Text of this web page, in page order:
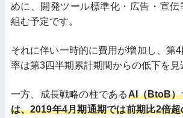
めに、開発ツール標準化・広告・宣伝
組む予定です。
それに伴い一時的に費用が増加し、第
率は第3四半期累計期間からの低下を見
一方、成長戦略の柱であるAI（BtoB）
は、2019年4月期通期では前期比2倍